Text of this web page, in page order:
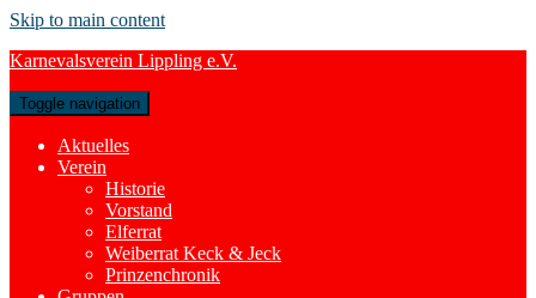
Skip to main content
Karnevalsverein Lippling e.V.
Toggle navigation
Aktuelles
Verein
Historie
Vorstand
Elferrat
Weiberrat Keck & Jeck
Prinzenchronik